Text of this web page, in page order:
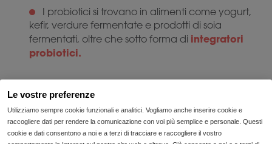
Le vostre preferenze
Utilizziamo sempre cookie funzionali e analitici. Vogliamo anche inserire cookie e
raccogliere dati per rendere la comunicazione con voi più semplice e personale. Questi
cookie e dati consentono a noi e a terzi di tracciare e raccogliere il vostro
I probiotici si trovano in alimenti come yogurt,
kefir, verdure fermentate e prodotti di soia
fermentati, oltre che sotto forma di integratori
probiotici.